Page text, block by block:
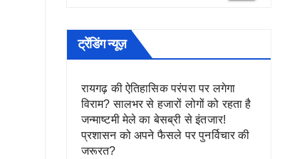
ट्रेंडिंग न्यूज़
रायगढ़ की ऐतिहासिक परंपरा पर लगेगा
विराम? सालभर से हजारों लोगों को रहता है
जन्माष्टमी मेले का बेसब्री से इंतजार!
प्रशासन को अपने फैसले पर पुनर्विचार की
जरूरत?